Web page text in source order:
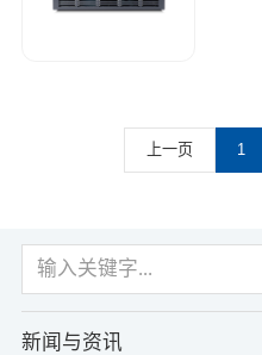
上一页 1
新闻与资讯